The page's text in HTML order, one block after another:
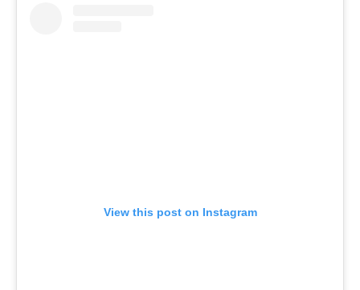
View this post on Instagram